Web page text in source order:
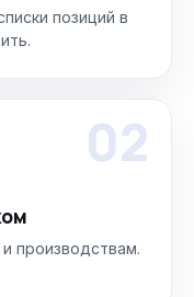
позиций в
02
производствам.